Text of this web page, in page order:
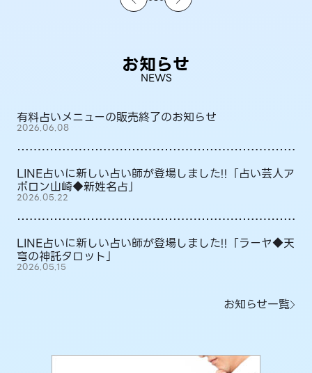
お知らせ
NEWS
有料占いメニューの販売終了のお知らせ
2026.06.08
LINE占いに新しい占い師が登場しました!!「占い芸人ア
ポロン山崎◆新姓名占」
2026.05.22
LINE占いに新しい占い師が登場しました!!「ラーヤ◆天
穹の神託タロット」
2026.05.15
お知らせ一覧